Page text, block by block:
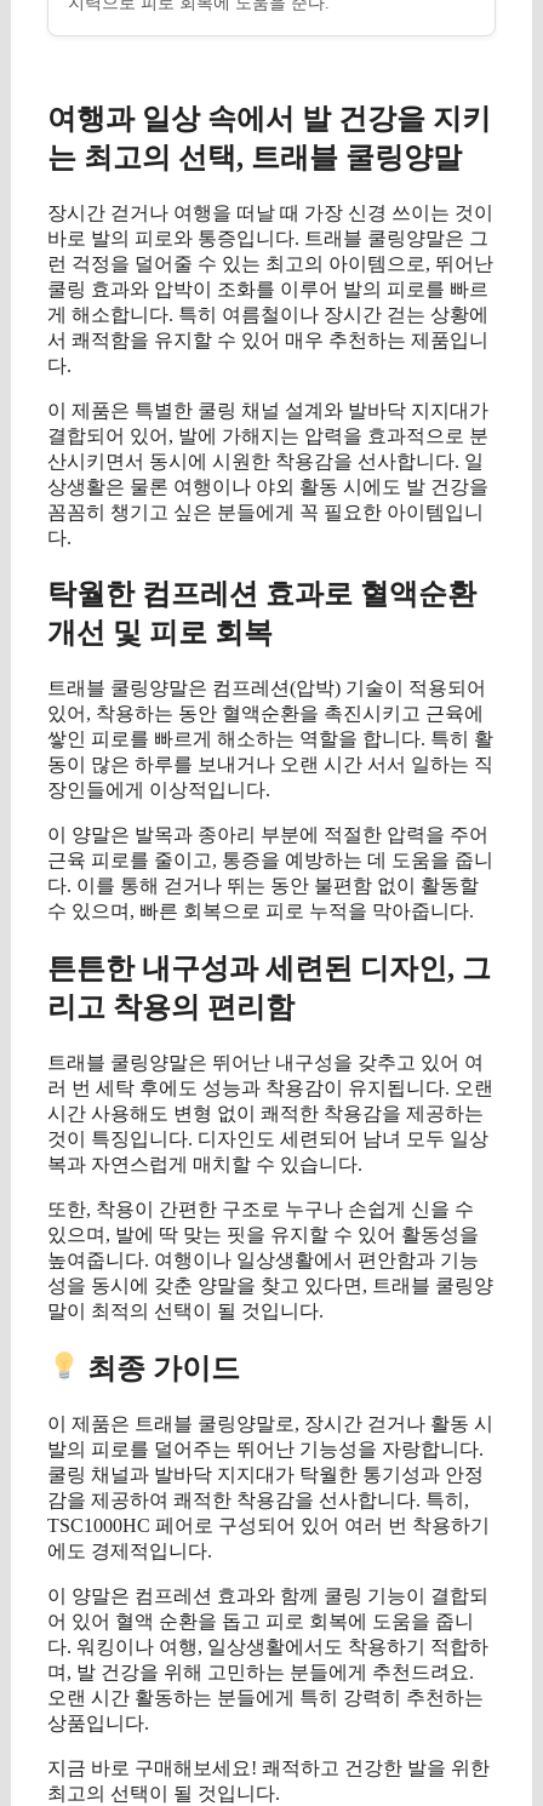
여행과 일상 속에서 발 건강을 지키
는 최고의 선택, 트래블 쿨링양말
장시간 걷거나 여행을 떠날 때 가장 신경 쓰이는 것이
바로 발의 피로와 통증입니다. 트래블 쿨링양말은 그
런 걱정을 덜어줄 수 있는 최고의 아이템으로, 뛰어난
쿨링 효과와 압박이 조화를 이루어 발의 피로를 빠르
게 해소합니다. 특히 여름철이나 장시간 걷는 상황에
서 쾌적함을 유지할 수 있어 매우 추천하는 제품입니
다.
이 제품은 특별한 쿨링 채널 설계와 발바닥 지지대가
결합되어 있어, 발에 가해지는 압력을 효과적으로 분
산시키면서 동시에 시원한 착용감을 선사합니다. 일
상생활은 물론 여행이나 야외 활동 시에도 발 건강을
꼼꼼히 챙기고 싶은 분들에게 꼭 필요한 아이템입니
다.
탁월한 컴프레션 효과로 혈액순환
개선 및 피로 회복
트래블 쿨링양말은 컴프레션(압박) 기술이 적용되어
있어, 착용하는 동안 혈액순환을 촉진시키고 근육에
쌓인 피로를 빠르게 해소하는 역할을 합니다. 특히 활
동이 많은 하루를 보내거나 오랜 시간 서서 일하는 직
장인들에게 이상적입니다.
이 양말은 발목과 종아리 부분에 적절한 압력을 주어
근육 피로를 줄이고, 통증을 예방하는 데 도움을 줍니
다. 이를 통해 걷거나 뛰는 동안 불편함 없이 활동할
수 있으며, 빠른 회복으로 피로 누적을 막아줍니다.
튼튼한 내구성과 세련된 디자인, 그
리고 착용의 편리함
트래블 쿨링양말은 뛰어난 내구성을 갖추고 있어 여
러 번 세탁 후에도 성능과 착용감이 유지됩니다. 오랜
시간 사용해도 변형 없이 쾌적한 착용감을 제공하는
것이 특징입니다. 디자인도 세련되어 남녀 모두 일상
복과 자연스럽게 매치할 수 있습니다.
또한, 착용이 간편한 구조로 누구나 손쉽게 신을 수
있으며, 발에 딱 맞는 핏을 유지할 수 있어 활동성을
높여줍니다. 여행이나 일상생활에서 편안함과 기능
성을 동시에 갖춘 양말을 찾고 있다면, 트래블 쿨링양
말이 최적의 선택이 될 것입니다.
최종 가이드
이 제품은 트래블 쿨링양말로, 장시간 걷거나 활동 시
발의 피로를 덜어주는 뛰어난 기능성을 자랑합니다.
쿨링 채널과 발바닥 지지대가 탁월한 통기성과 안정
감을 제공하여 쾌적한 착용감을 선사합니다. 특히,
TSC1000HC 페어로 구성되어 있어 여러 번 착용하기
에도 경제적입니다.
이 양말은 컴프레션 효과와 함께 쿨링 기능이 결합되
어 있어 혈액 순환을 돕고 피로 회복에 도움을 줍니
다. 워킹이나 여행, 일상생활에서도 착용하기 적합하
며, 발 건강을 위해 고민하는 분들에게 추천드려요.
오랜 시간 활동하는 분들에게 특히 강력히 추천하는
상품입니다.
지금 바로 구매해보세요! 쾌적하고 건강한 발을 위한
최고의 선택이 될 것입니다.